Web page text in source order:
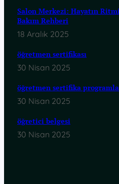
Salon Merkezi: Hayatın
Bakım Rehberi
18 Aralık 2025
öğretmen sertifikası
30 Nisan 2025
öğretmen sertifika
30 Nisan 2025
öğretici belgesi
30 Nisan 2025